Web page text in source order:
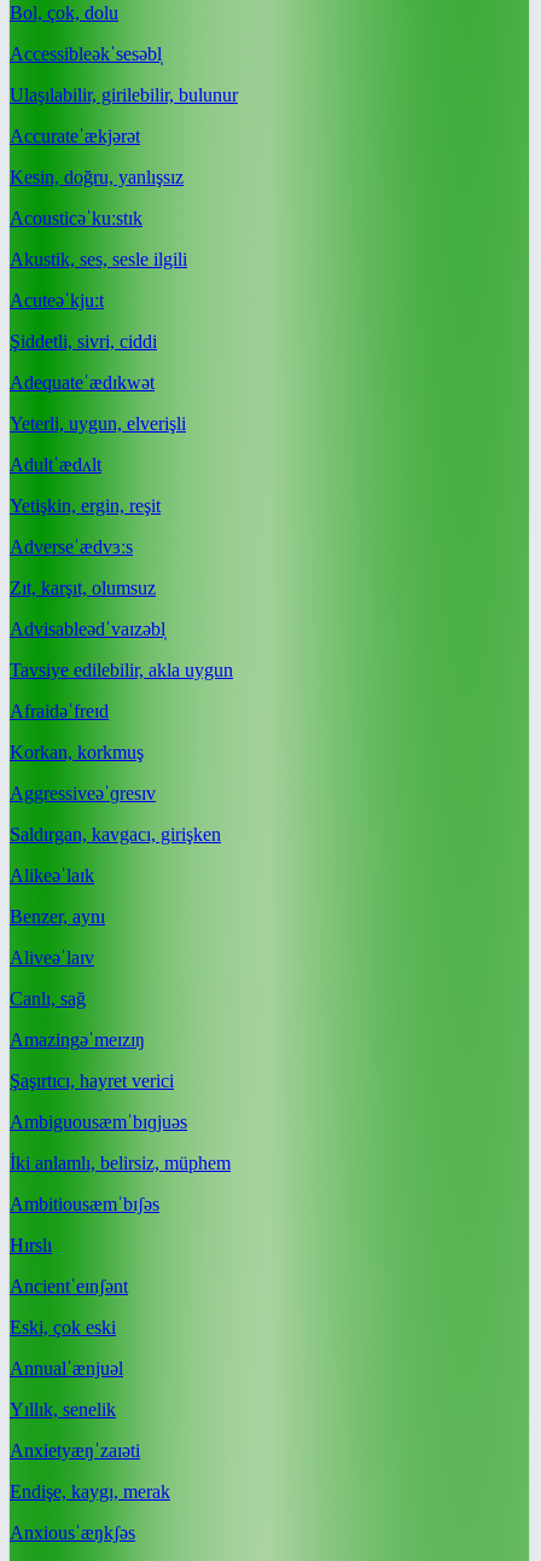
Bol, çok, dolu
Accessibleəkˈsesəbl̩
Ulaşılabilir, girilebilir, bulunur
Accurateˈækjərət
Kesin, doğru, yanlışsız
Acousticəˈkuːstɪk
Akustik, ses, sesle ilgili
Acuteəˈkjuːt
Şiddetli, sivri, ciddi
Adequateˈædɪkwət
Yeterli, uygun, elverişli
Adultˈædʌlt
Yetişkin, ergin, reşit
Adverseˈædvɜːs
Zıt, karşıt, olumsuz
Advisableədˈvaɪzəbl̩
Tavsiye edilebilir, akla uygun
Afraidəˈfreɪd
Korkan, korkmuş
Aggressiveəˈɡresɪv
Saldırgan, kavgacı, girişken
Alikeəˈlaɪk
Benzer, aynı
Aliveəˈlaɪv
Canlı, sağ
Amazingəˈmeɪzɪŋ
Şaşırtıcı, hayret verici
Ambiguousæmˈbɪɡjuəs
İki anlamlı, belirsiz, müphem
Ambitiousæmˈbɪʃəs
Hırslı
Ancientˈeɪnʃənt
Eski, çok eski
Annualˈænjuəl
Yıllık, senelik
Anxietyæŋˈzaɪəti
Endişe, kaygı, merak
Anxiousˈæŋkʃəs